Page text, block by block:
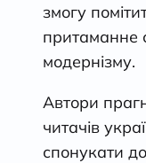
змогу
притаманне
модернізму.
Автори
читачів
спонукати